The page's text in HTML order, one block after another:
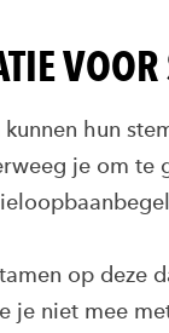
VOOR
kunnen hun
je om te
op deze
je niet mee